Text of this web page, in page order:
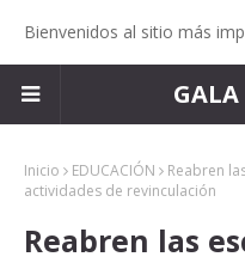
Bienvenidos al sitio más
Inicio EDUCACIÓN
Reabren
actividades de revinculación
Reabren las